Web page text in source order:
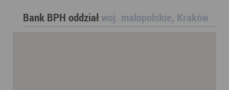
Bank BPH oddziałwoj. małopolskie, Kraków